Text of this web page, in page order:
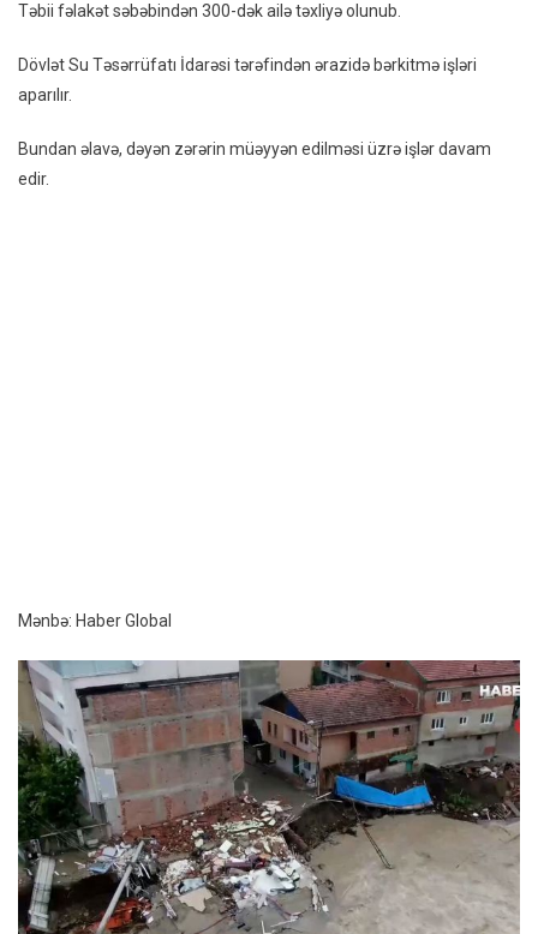
Təbii fəlakət səbəbindən 300-dək ailə təxliyə olunub.
Dövlət Su Təsərrüfatı İdarəsi tərəfindən ərazidə bərkitmə işləri
aparılır.
Bundan əlavə, dəyən zərərin müəyyən edilməsi üzrə işlər davam
edir.
Mənbə: Haber Global